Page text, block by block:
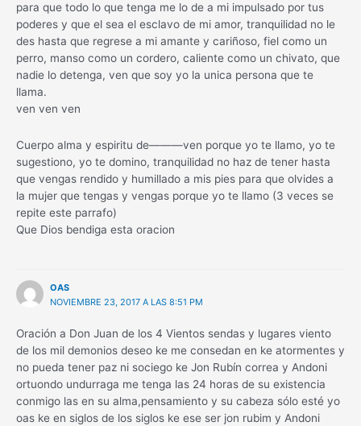
para que todo lo que tenga me lo de a mi impulsado por tus
poderes y que el sea el esclavo de mi amor, tranquilidad no le
des hasta que regrese a mi amante y cariñoso, fiel como un
perro, manso como un cordero, caliente como un chivato, que
nadie lo detenga, ven que soy yo la unica persona que te
llama.
ven ven ven
Cuerpo alma y espiritu de———ven porque yo te llamo, yo te
sugestiono, yo te domino, tranquilidad no haz de tener hasta
que vengas rendido y humillado a mis pies para que olvides a
la mujer que tengas y vengas porque yo te llamo (3 veces se
repite este parrafo)
Que Dios bendiga esta oracion
OAS
NOVIEMBRE 23, 2017 A LAS 8:51 PM
Oración a Don Juan de los 4 Vientos sendas y lugares viento
de los mil demonios deseo ke me consedan en ke atormentes y
no pueda tener paz ni sociego ke Jon Rubín correa y Andoni
ortuondo undurraga me tenga las 24 horas de su existencia
conmigo las en su alma,pensamiento y su cabeza sólo esté yo
oas ke en siglos de los siglos ke ese ser jon rubim y Andoni